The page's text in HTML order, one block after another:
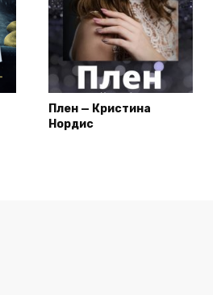
Плен — Кристина
Нордис